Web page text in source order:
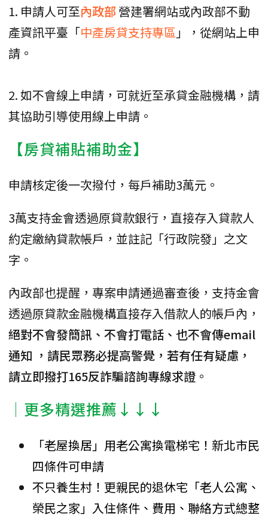
1. 申請人可至內政部營建署網站或內政部不動
產資訊平臺「中產房貸支持專區 」，從網站上申
請。
2. 如不會線上申請，可就近至承貸金融機構，請
其協助引導使用線上申請。
【房貸補貼補助金】
申請核定後一次撥付，每戶補助3萬元。
3萬支持金會透過原貸款銀行，直接存入貸款人
約定繳納貸款帳戶，並註記「行政院發」之文
字。
內政部也提醒，專案申請通過審查後，支持金會
透過原貸款金融機構直接存入借款人的帳戶內，
絕對不會發簡訊、不會打電話、也不會傳email
通知 ，請民眾務必提高警覺，若有任有疑慮，
請立即撥打165反詐騙諮詢專線求證 。
│更多精選推薦↓↓↓
「老屋換居」用老公寓換電梯宅！新北市民
四條件可申請
不只養生村！更親民的退休宅「老人公寓、
榮民之家」入住條件、費用、聯絡方式總整